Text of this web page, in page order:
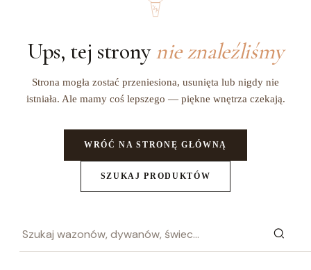
Ups, tej stronynie znaleźliśmy
Strona mogła zostać przeniesiona, usunięta lub nigdy nie
istniała. Ale mamy coś lepszego — piękne wnętrza czekają.
WRÓĆ NA STRONĘ GŁÓWNĄ
SZUKAJ PRODUKTÓW